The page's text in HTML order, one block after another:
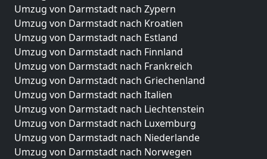
Umzug von Darmstadt nach Zypern
Umzug von Darmstadt nach Kroatien
Umzug von Darmstadt nach Estland
Umzug von Darmstadt nach Finnland
Umzug von Darmstadt nach Frankreich
Umzug von Darmstadt nach Griechenland
Umzug von Darmstadt nach Italien
Umzug von Darmstadt nach Liechtenstein
Umzug von Darmstadt nach Luxemburg
Umzug von Darmstadt nach Niederlande
Umzug von Darmstadt nach Norwegen